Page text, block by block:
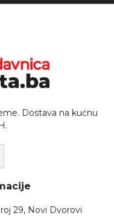
Dostava na kućnu
29, Novi Dvorovi